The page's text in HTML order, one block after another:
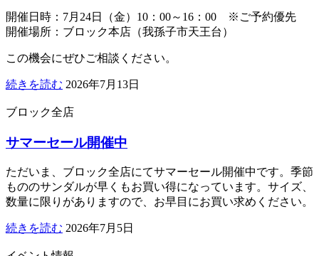
開催日時：7月24日（金）10：00～16：00 ※ご予約優先
開催場所：ブロック本店（我孫子市天王台）
この機会にぜひご相談ください。
続きを読む 2026年7月13日
ブロック全店
サマーセール開催中
ただいま、ブロック全店にてサマーセール開催中です。季節
もののサンダルが早くもお買い得になっています。サイズ、
数量に限りがありますので、お早目にお買い求めください。
続きを読む 2026年7月5日